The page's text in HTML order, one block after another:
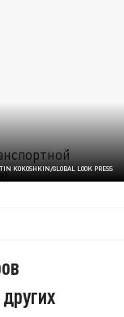
KOKOSHKIN/GLOBAL LOOK PRESS